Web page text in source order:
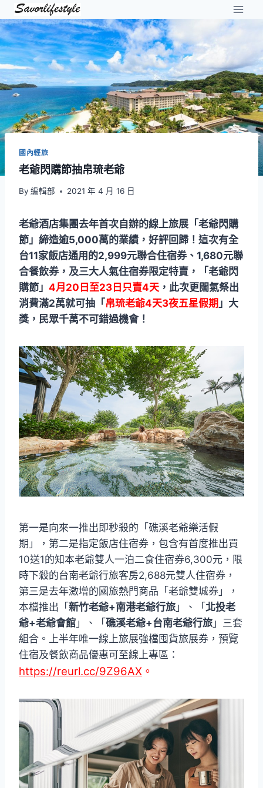
Skip
to
content
國內輕旅
老爺閃購節抽帛琉老爺
By 編輯部 2021 年 4 月 16 日
老爺酒店集團去年首次自辦的線上旅展「老爺閃購
節」締造逾5,000萬的業績，好評回歸！這次有全
台11家飯店通用的2,999元聯合住宿券、1,680元聯
合餐飲券，及三大人氣住宿券限定特賣，「老爺閃
購節」 4月20日至23日只賣4天 ，此次更闊氣祭出
消費滿2萬就可抽「 帛琉老爺4天3夜五星假期 」大
獎，民眾千萬不可錯過機會！
第一是向來一推出即秒殺的「礁溪老爺樂活假
期」，第二是指定飯店住宿券，包含有首度推出買
10送1的知本老爺雙人一泊二食住宿券6,300元，限
時下殺的台南老爺行旅客房2,688元雙人住宿券，
第三是去年激增的國旅熱門商品「老爺雙城券」，
本檔推出「 新竹老爺+南港老爺行旅 」、「 北投老
爺+老爺會館 」、「 礁溪老爺+台南老爺行旅 」三套
組合。上半年唯一線上旅展強檔囤貨旅展券，預覽
住宿及餐飲商品優惠可至線上專區：
https://reurl.cc/9Z96AX 。